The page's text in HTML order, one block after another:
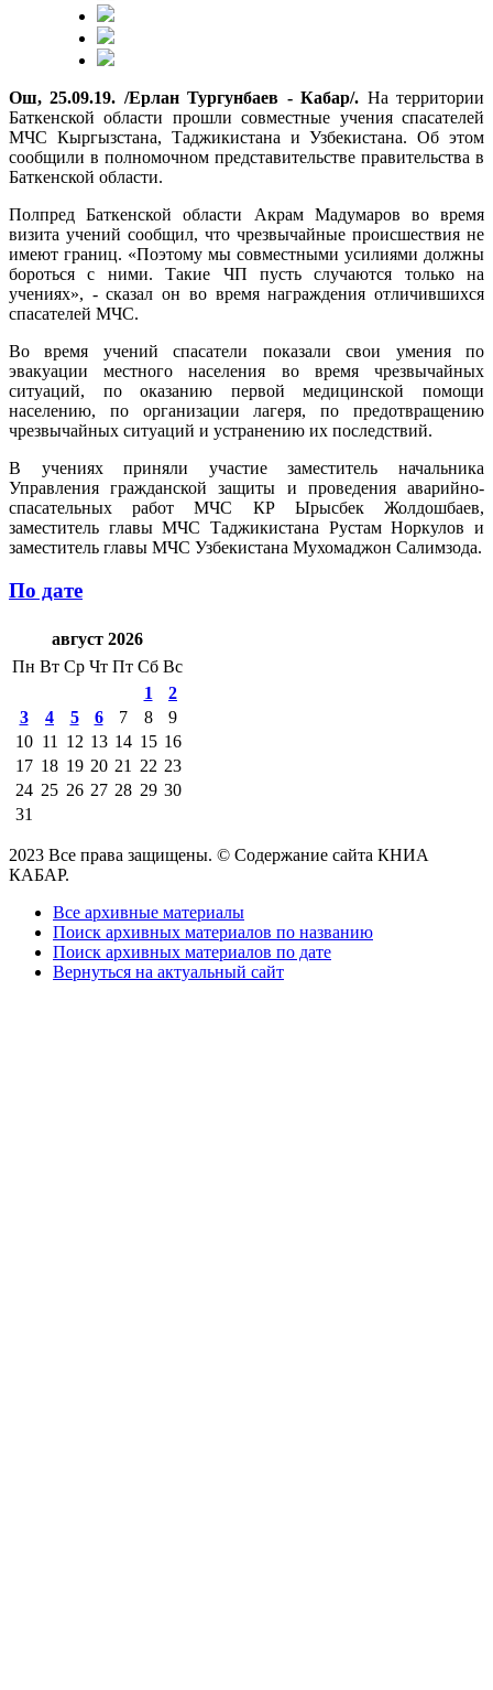
Ош, 25.09.19. /Ерлан Тургунбаев - Кабар/. На территории
Баткенской области прошли совместные учения спасателей
МЧС Кыргызстана, Таджикистана и Узбекистана. Об этом
сообщили в полномочном представительстве правительства в
Баткенской области.
Полпред Баткенской области Акрам Мадумаров во время
визита учений сообщил, что чрезвычайные происшествия не
имеют границ. «Поэтому мы совместными усилиями должны
бороться с ними. Такие ЧП пусть случаются только на
учениях», - сказал он во время награждения отличившихся
спасателей МЧС.
Во время учений спасатели показали свои умения по
эвакуации местного населения во время чрезвычайных
ситуаций, по оказанию первой медицинской помощи
населению, по организации лагеря, по предотвращению
чрезвычайных ситуаций и устранению их последствий.
В учениях приняли участие заместитель начальника
Управления гражданской защиты и проведения аварийно-
спасательных работ МЧС КР Ырысбек Жолдошбаев,
заместитель главы МЧС Таджикистана Рустам Норкулов и
заместитель главы МЧС Узбекистана Мухомаджон Салимзода.
По дате
август 2026
Пн Вт Ср Чт Пт Сб Вс
1
2
3
4 5 6 7 8
9
10 11 12 13 14 15 16
17 18 19 20 21 22 23
24 25 26 27 28 29 30
31
2023 Все права защищены. © Содержание сайта КНИА
КАБАР.
Все архивные материалы
Поиск архивных материалов по названию
Поиск архивных материалов по дате
Вернуться на актуальный сайт